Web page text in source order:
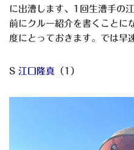
に出漕します、1回生漕手の
前にクルー紹介を書くことに
度にとっておきます。では早
S 江口隆真 （1）